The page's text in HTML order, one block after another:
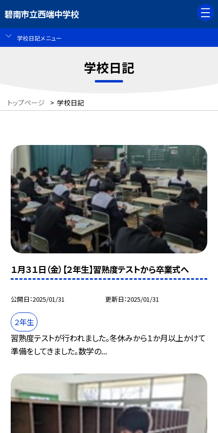
碧南市立西端中学校
学校日記メニュー
学校日記
トップページ > 学校日記
１月３１日（金）【２年生】習熟度テストから卒業式へ
公開日 2025/01/31 更新日 2025/01/31
２年生
習熟度テストが行われました。冬休みから１か月以上かけて
準備をしてきました。数学の...